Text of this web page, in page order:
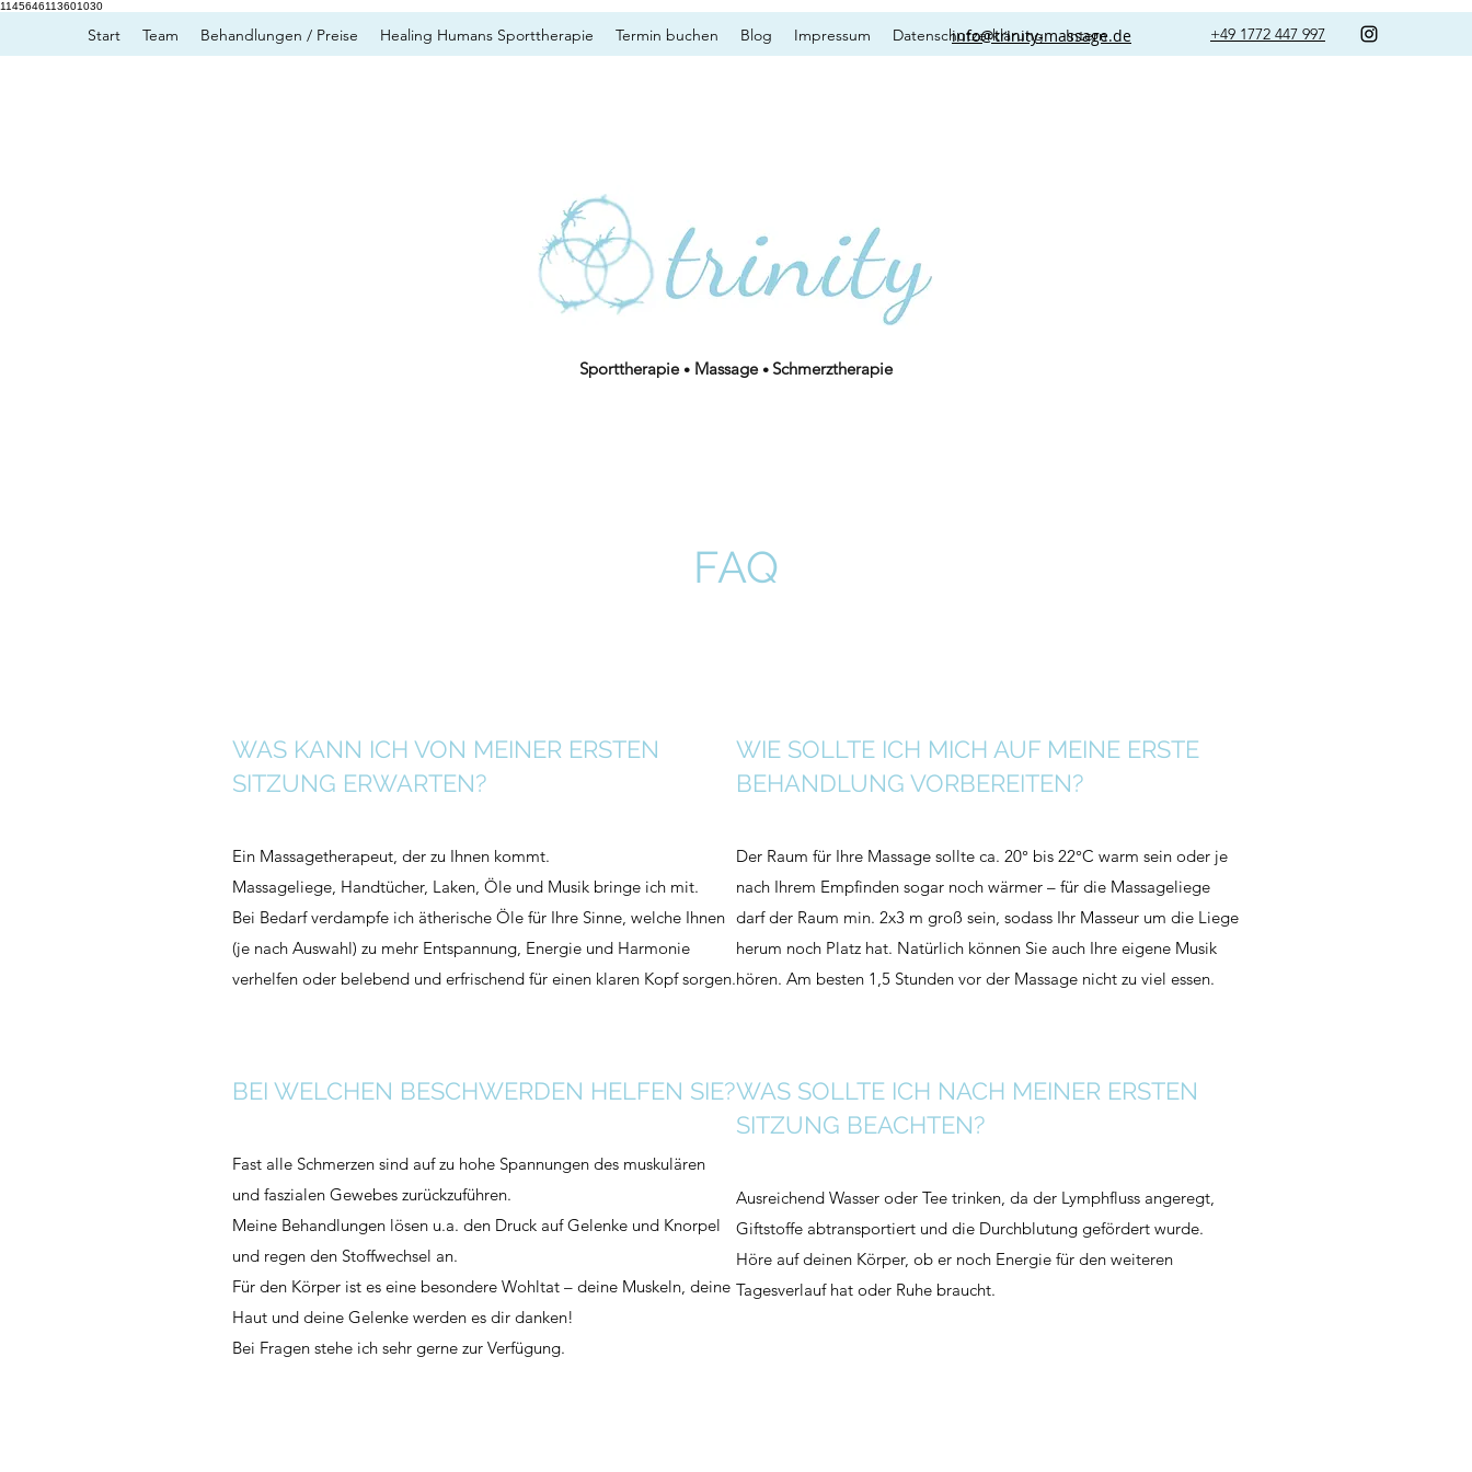
1145646113601030
Start Team Behandlungen / Preise Healing Humans Sporttherapie Termin buchen Blog Impressum Datenschutzerklärung Intern
info@trinity-massage.de +49 1772 447 997
Sporttherapie • Massage • Schmerztherapie
FAQ
WAS KANN ICH VON MEINER ERSTEN
SITZUNG ERWARTEN?
Ein Massagetherapeut, der zu Ihnen kommt.
Massageliege, Handtücher, Laken, Öle und Musik bringe ich mit.
Bei Bedarf verdampfe ich ätherische Öle für Ihre Sinne, welche Ihnen
(je nach Auswahl) zu mehr Entspannung, Energie und Harmonie
verhelfen oder belebend und erfrischend für einen klaren Kopf sorgen.
WIE SOLLTE ICH MICH AUF MEINE ERSTE
BEHANDLUNG VORBEREITEN?
Der Raum für Ihre Massage sollte ca. 20° bis 22°C warm sein oder je
nach Ihrem Empfinden sogar noch wärmer – für die Massageliege
darf der Raum min. 2x3 m groß sein, sodass Ihr Masseur um die Liege
herum noch Platz hat. Natürlich können Sie auch Ihre eigene Musik
hören. Am besten 1,5 Stunden vor der Massage nicht zu viel essen.
BEI WELCHEN BESCHWERDEN HELFEN SIE?
Fast alle Schmerzen sind auf zu hohe Spannungen des muskulären
und faszialen Gewebes zurückzuführen.
Meine Behandlungen lösen u.a. den Druck auf Gelenke und Knorpel
und regen den Stoffwechsel an.
Für den Körper ist es eine besondere Wohltat – deine Muskeln, deine
Haut und deine Gelenke werden es dir danken!
Bei Fragen stehe ich sehr gerne zur Verfügung.
WAS SOLLTE ICH NACH MEINER ERSTEN
SITZUNG BEACHTEN?
Ausreichend Wasser oder Tee trinken, da der Lymphfluss angeregt,
Giftstoffe abtransportiert und die Durchblutung gefördert wurde.
Höre auf deinen Körper, ob er noch Energie für den weiteren
Tagesverlauf hat oder Ruhe braucht.